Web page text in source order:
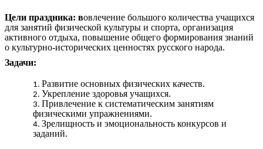
Цели праздника: вовлечение большого количества учащихся
для занятий физической культуры и спорта, организация
активного отдыха, повышение общего формирования знаний
о культурно-исторических ценностях русского народа.
Задачи:
Развитие основных физических качеств.
Укрепление здоровья учащихся.
Привлечение к систематическим занятиям
физическими упражнениями.
Зрелищность и эмоциональность конкурсов и
заданий.